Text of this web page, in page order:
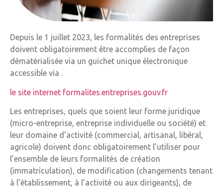
Depuis le 1 juillet 2023, les formalités des entreprises
doivent obligatoirement être accomplies de façon
dématérialisée via un guichet unique électronique
accessible via .
le site internet formalites.entreprises.gouv.fr
Les entreprises, quels que soient leur forme juridique
(micro-entreprise, entreprise individuelle ou société) et
leur domaine d’activité (commercial, artisanal, libéral,
agricole) doivent donc obligatoirement l’utiliser pour
l’ensemble de leurs formalités de création
(immatriculation), de modification (changements tenant
à l’établissement, à l’activité ou aux dirigeants), de